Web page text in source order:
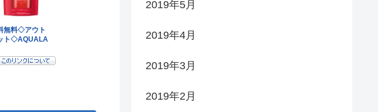
2019年5月
2019年4月
2019年3月
2019年2月